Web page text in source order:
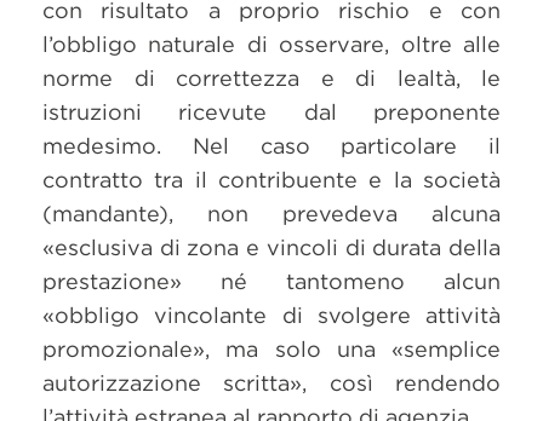
con risultato a proprio rischio e con
l’obbligo naturale di osservare, oltre alle
norme di correttezza e di lealtà, le
istruzioni ricevute dal preponente
medesimo. Nel caso particolare il
contratto tra il contribuente e la società
(mandante), non prevedeva alcuna
«esclusiva di zona e vincoli di durata della
prestazione» né tantomeno alcun
«obbligo vincolante di svolgere attività
promozionale», ma solo una «semplice
autorizzazione scritta», così rendendo